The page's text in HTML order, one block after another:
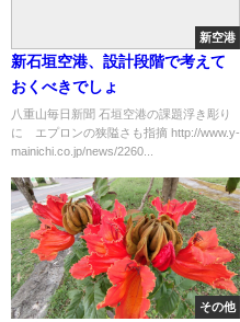
新空港
新石垣空港、設計段階で考えて
おくべきでしょ
八重山毎日新聞 石垣空港の課題浮き彫り
に エプロンの狭隘さも指摘 http://www.y-
mainichi.co.jp/news/2260...
その他